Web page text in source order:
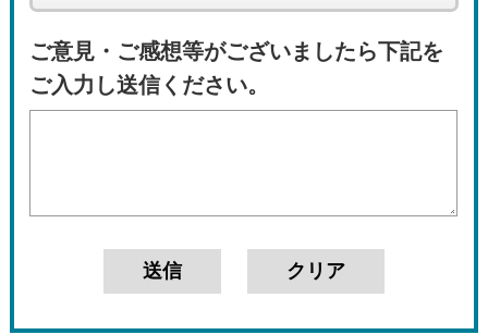
ご意見・ご感想等がございましたら下記を
ご入力し送信ください。